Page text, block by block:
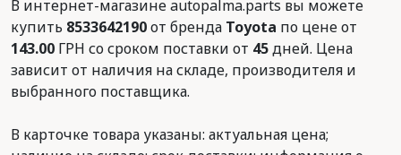
В интернет-магазине autopalma.parts вы можете
купить 8533642190от бренда Toyota по цене от
143.00 ГРН со сроком поставки от 45дней. Цена
зависит от наличия на складе, производителя и
выбранного поставщика.
В карточке товара указаны: актуальная цена;